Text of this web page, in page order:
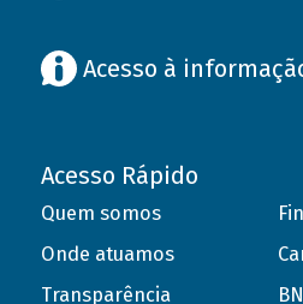
Acesso à
Acesso Rápido
Quem somos
Onde atuamos
Transparência